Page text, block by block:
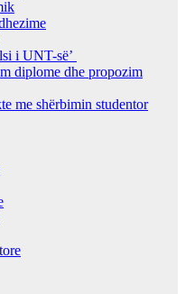
i UNT-së’
diplome dhe propozim
me shërbimin studentor